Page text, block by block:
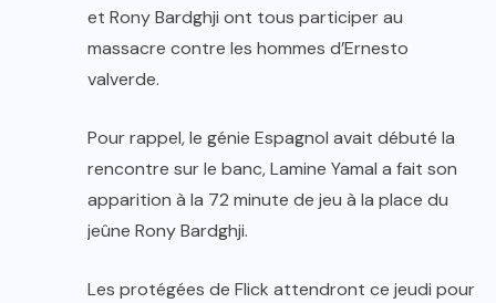
et Rony Bardghji ont tous participer au
massacre contre les hommes d’Ernesto
valverde.
Pour rappel, le génie Espagnol avait débuté la
rencontre sur le banc, Lamine Yamal a fait son
apparition à la 72 minute de jeu à la place du
jeûne Rony Bardghji.
Les protégées de Flick attendront ce jeudi pour